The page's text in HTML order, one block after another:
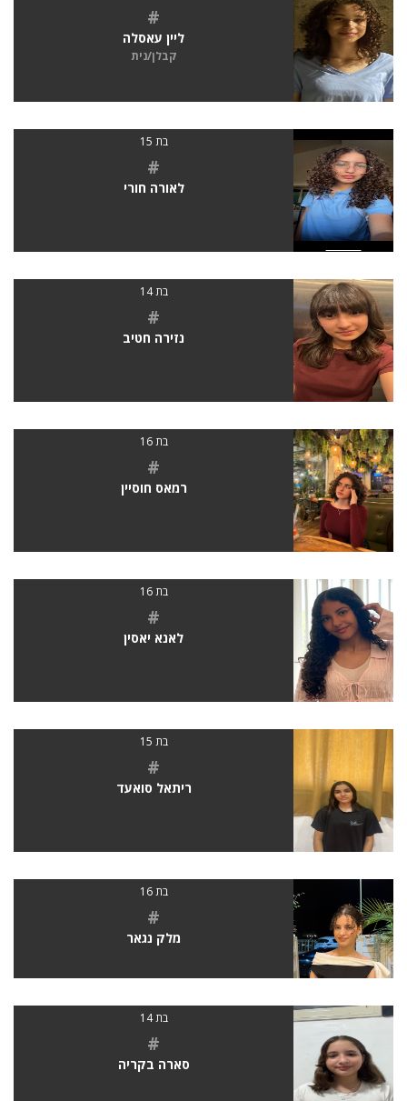
#
ליין עאסלה
קבלן/נית
בת 15
#
לאורה חורי
בת 14
#
נזירה חטיב
בת 16
#
רמאס חוסיין
בת 16
#
לאנא יאסין
בת 15
#
ריתאל סואעד
בת 16
#
מלק נגאר
בת 14
#
סארה בקריה